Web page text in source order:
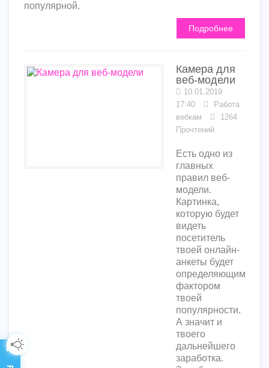
популярной.
Подробнее
Камера для
веб-модели
10.01.2019
17:40
Работа
вебкам
1264
Прочтений
Есть одно из
главных
правил веб-
модели.
Картинка,
которую будет
видеть
посетитель
твоей онлайн-
анкеты будет
определяющим
фактором
твоей
популярности.
А значит и
твоего
дальнейшего
заработка.